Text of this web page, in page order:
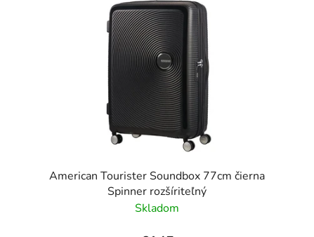
American Tourister Soundbox 77cm čierna
Spinner rozšíriteľný
Skladom